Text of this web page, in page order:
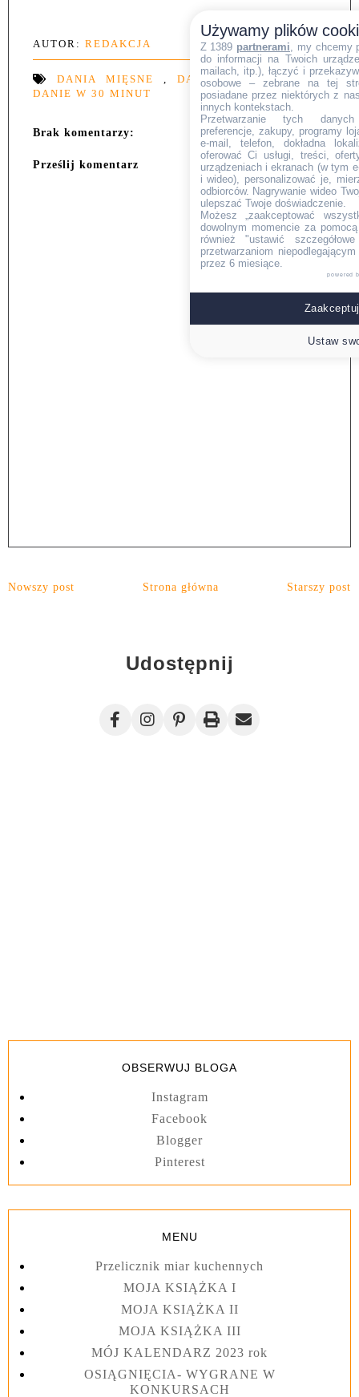
AUTOR: REDAKCJA
DANIA MIĘSNE DANIA Z KURCZAKA
DANIE W 30 MINUT
Brak komentarzy:
Prześlij komentarz
Nowszy post Starszy post
Strona główna
Udostępnij
OBSERWUJ BLOGA
Instagram
Facebook
Blogger
Pinterest
MENU
Przelicznik miar kuchennych
MOJA KSIĄŻKA I
MOJA KSIĄŻKA II
MOJA KSIĄŻKA III
MÓJ KALENDARZ 2023 rok
OSIĄGNIĘCIA- WYGRANE W
KONKURSACH
Używamy plików
Z 1389 partnerami , my chcemy
do informacji na Twoich
mailach, itp.), łączyć i
osobowe – zebrane na tej
posiadane przez niektórych z
innych kontekstach.
Przetwarzanie tych danych
preferencje, zakupy, programy
e-mail, telefon, dokładna
oferować Ci usługi, treści,
urządzeniach i ekranach (w tym
i wideo), personalizować je,
odbiorców. Nagrywanie wideo
ulepszać Twoje doświadczenie.
Możesz „zaakceptować
dowolnym momencie za
również "ustawić
przetwarzaniom
przez 6 miesiące.
powered
Ustaw